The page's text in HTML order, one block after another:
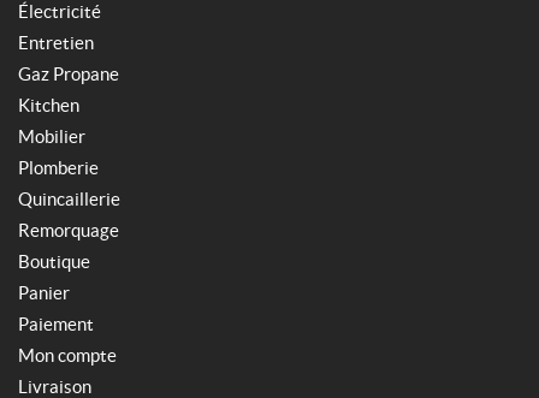
Électricité
Entretien
Gaz Propane
Kitchen
Mobilier
Plomberie
Quincaillerie
Remorquage
Boutique
Panier
Paiement
Mon compte
Livraison